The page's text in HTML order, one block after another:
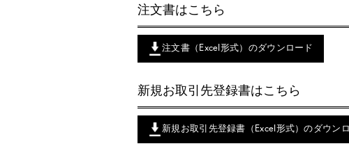
注文書はこちら
注文書（Excel形式）のダウンロード
新規お取引先登録書はこちら
新規お取引先登録書（Excel形式）のダウン